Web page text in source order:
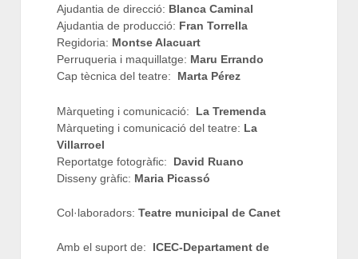
Ajudantia de direcció: Blanca Caminal
Ajudantia de producció: Fran Torrella
Regidoria: Montse Alacuart
Perruqueria i maquillatge: Maru Errando
Cap tècnica del teatre: Marta Pérez
Màrqueting i comunicació:
La Tremenda
Màrqueting i comunicació del teatre: La
Villarroel
Reportatge fotogràfic: David Ruano
Disseny gràfic: Maria Picassó
Col·laboradors: Teatre municipal de Canet
Amb el suport de:
ICEC-Departament de